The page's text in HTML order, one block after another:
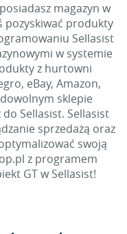
magazyn w
pozyskiwać produkty
Sellasist
w systemie
z hurtowni
eBay, Amazon,
sklepie
Sellasist. Sellasist
sprzedażą oraz
swoją
z programem
GT w Sellasist!